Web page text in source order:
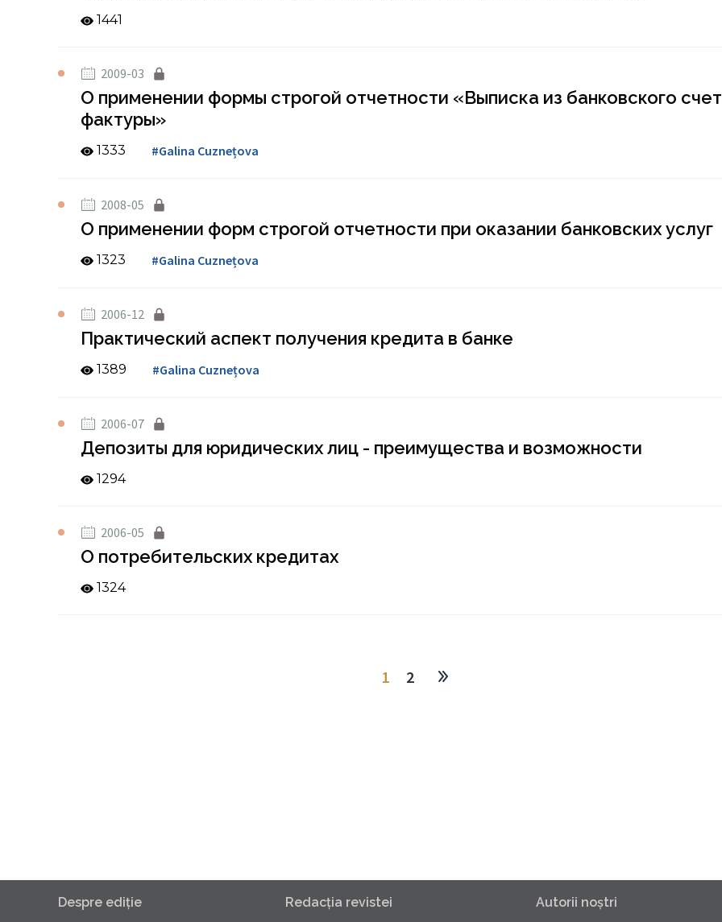
1441
2009-03
О применении формы строгой отчетности «Выписка из банковского
фактуры»
1333 #Galina Cuznețova
2008-05
О применении форм строгой отчетности при оказании банковских услуг
1323 #Galina Cuznețova
2006-12
Практический аспект получения кредита в банке
1389 #Galina Cuznețova
2006-07
Депозиты для юридических лиц - преимущества и возможности
1294
2006-05
О потребительских кредитах
1324
1 2
Despre ediţie Redacţia revistei Autorii noştri